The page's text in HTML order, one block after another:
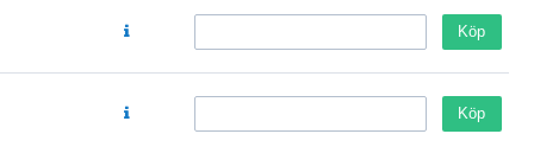
Köp
Köp